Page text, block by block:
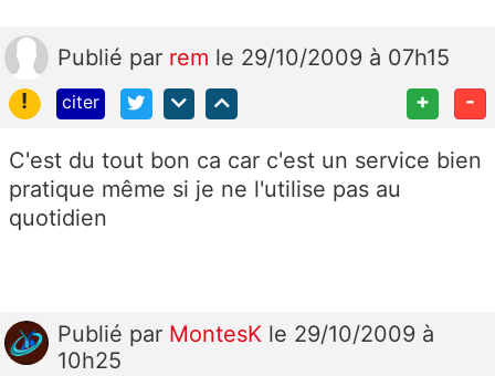
Publié par rem le 29/10/2009 à 07h15
!
citer + -
C'est du tout bon ca car c'est un service bien
pratique même si je ne l'utilise pas au
quotidien
Publié par MontesK le 29/10/2009 à
10h25